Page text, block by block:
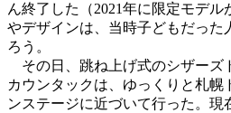
ん終了した（2021年に限定モデ
やデザインは、当時子どもだった
ろう。
その日、跳ね上げ式のシザーズ
カウンタックは、ゆっくりと札幌
ンステージに近づいて行った。現